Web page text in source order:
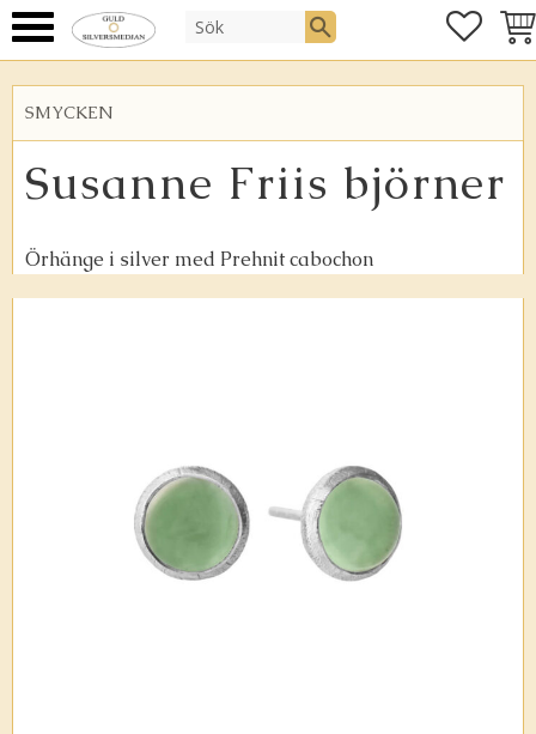
SMYCKEN
Susanne Friis björner
Örhänge i silver med Prehnit cabochon